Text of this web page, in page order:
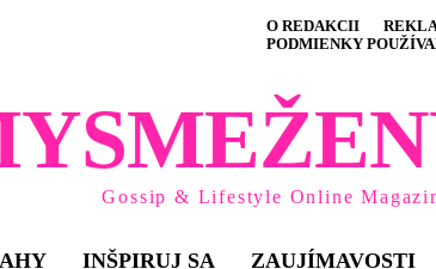
O REDAKCII
PODMIENKY
Gossip & Lifestyle Online
INŠPIRUJ SA ZAUJÍMAVOSTI